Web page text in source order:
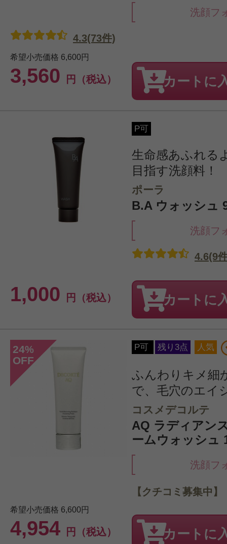
洗顔フ
希望小売価格 6,600円
3,560 円（税込）
4.3(73件)
カートに
P可
生命感あふれる
目指す洗顔料！
ポーラ
B.A ウォッシュ
洗顔フ
1,000 円（税込）
4.6(9
カートに
24%
OFF
P可 残り3点 人気
ふんわりキメ細
で、毛穴のエイ
コスメデコルテ
AQ ラディアン
ームウォッシュ
洗顔フ
希望小売価格 6,600円
4,954 円（税込）
【クチコミ募集中】
カートに